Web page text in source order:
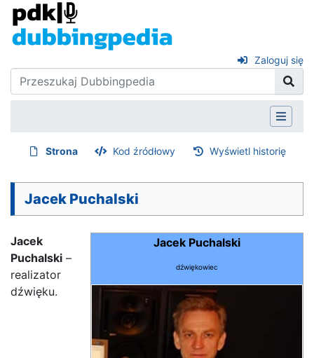
Zaloguj się
Strona Kod źródłowy Wyświetl historię
Jacek Puchalski
Jacek Puchalski
dźwiękowiec
Jacek
Puchalski –
realizator
dźwięku.